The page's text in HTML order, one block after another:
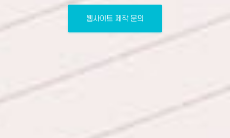
웹사이트 제작 문의